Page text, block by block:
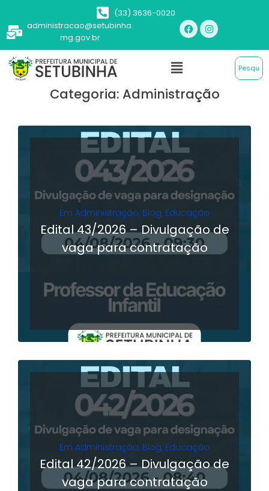
(33) 3636-0020
administracao@setubinha.
mg.gov.br
Categoria: Administração
Em Administração, Blog, Educação
Edital 43/2026 – Divulgação de
vaga para contratação
Em Administração, Blog, Educação
Edital 42/2026 – Divulgação de
vaga para contratação